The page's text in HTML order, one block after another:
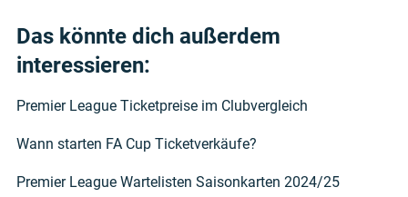
Das könnte dich außerdem
interessieren:
Premier League Ticketpreise im Clubvergleich
Wann starten FA Cup Ticketverkäufe?
Premier League Wartelisten Saisonkarten 2024/25